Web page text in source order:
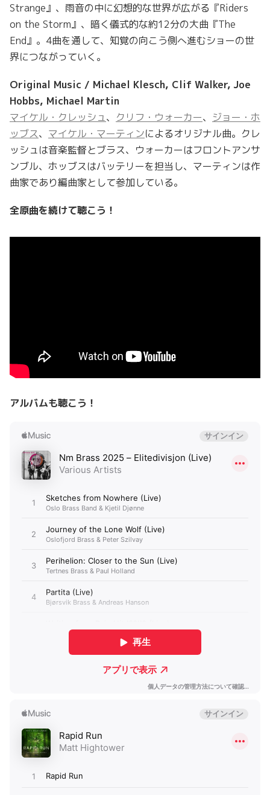
Strange』、雨音の中に幻想的な世界が広がる『Riders
on the Storm』、暗く儀式的な約12分の大曲『The
End』。4曲を通して、知覚の向こう側へ進むショーの世
界につながっていく。
Original Music / Michael Klesch, Clif Walker, Joe
Hobbs, Michael Martin
マイケル・クレッシュ、 クリフ・ウォーカー、 ジョー・ホ
ッブス、 マイケル・マーティンによるオリジナル曲。クレ
ッシュは音楽監督とブラス、ウォーカーはフロントアンサ
ンブル、ホッブスはバッテリーを担当し、マーティンは作
曲家であり編曲家として参加している。
全原曲を続けて聴こう！
アルバムも聴こう！